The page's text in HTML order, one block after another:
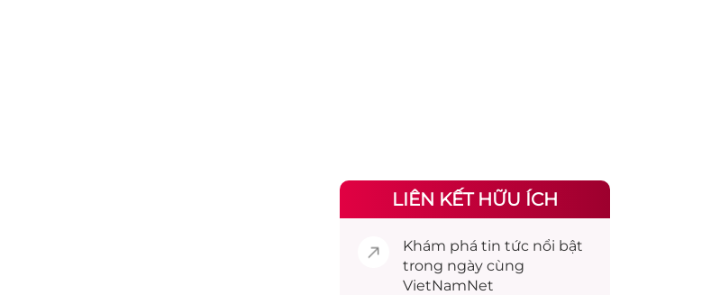
LIÊN KẾT HỮU ÍCH
Khám phá tin tức nổi bật
trong ngày cùng
VietNamNet